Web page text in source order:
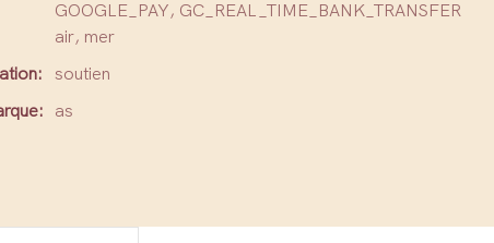
GOOGLE_PAY, GC_REAL_TIME_BANK_TRANSFER
air, mer
soutien
as